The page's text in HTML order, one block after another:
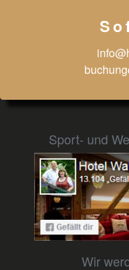
Sport- und
Wir